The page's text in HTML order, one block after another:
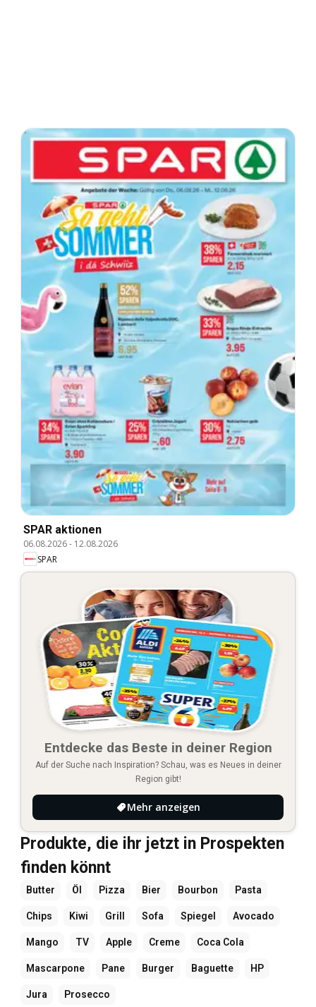
SPAR aktionen
06.08.2026- 12.08.2026
SPAR
Entdecke das Beste in deiner Region
Auf der Suche nach Inspiration? Schau, was es Neues in deiner
Region gibt!
Mehr anzeigen
Produkte, die ihr jetzt in Prospekten
finden könnt
Butter Öl Pizza Bier Bourbon Pasta
Chips Kiwi Grill Sofa Spiegel Avocado
Mango TV Apple Creme Coca Cola
Mascarpone Pane Burger Baguette HP
Jura Prosecco